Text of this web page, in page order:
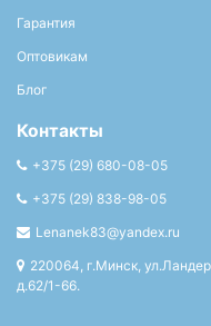
Гарантия
Оптовикам
Блог
Контакты
+375 (29) 680-08-05
+375 (29) 838-98-05
Lenanek83@yandex.ru
220064, г.Минск,
д.62/1-66.